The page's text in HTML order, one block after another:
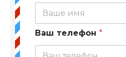
Ваш телефон *